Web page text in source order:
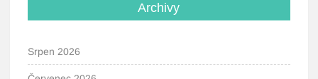
Archivy
Srpen 2026